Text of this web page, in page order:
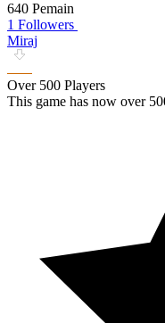
640 Pemain
1 Followers
Miraj
Over 500 Players
This game has now over